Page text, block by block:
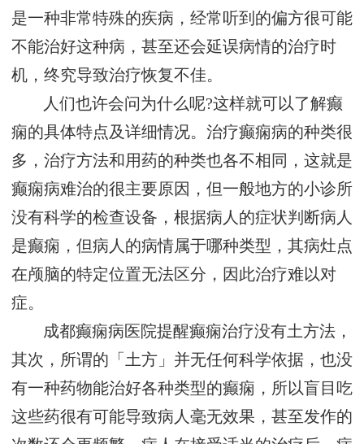
是一种非常特殊的疾病，经常听到的偏方很可能
不能治好这种病，甚至还会延误病情的治疗时
机，终究导致治疗恢复不佳。
人们也许会问为什么呢?这样就可以了解癫
痫的具体特点及详细情况。治疗癫痫病的种类很
多，治疗方法和用药的种类也各不相同，这就是
癫痫病难治的很主要原因，但一般地方的小诊所
没有科学的检查设备，根据病人的症状判断病人
是癫痫，但病人的病情属于哪种类型，其病灶点
在颅脑的特定位置无法区分，因此治疗难以对
症。
成都癫痫病医院提醒癫痫治疗没有土方法，
其次，所谓的「土方」并无任何科学依据，也没
有一种药物能治好各种类型的癫痫，所以盲目吃
这些药很有可能导致病人毫无效果，甚至发作的